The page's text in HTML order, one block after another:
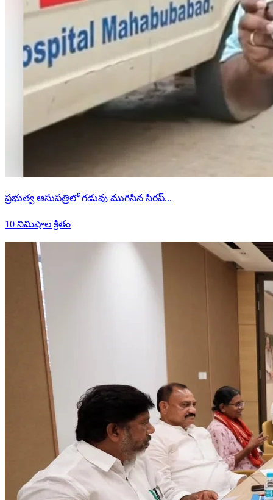
ప్రభుత్వ ఆసుపత్రిలో గడువు ముగిసిన సిరప్...
10 నిమిషాల క్రితం